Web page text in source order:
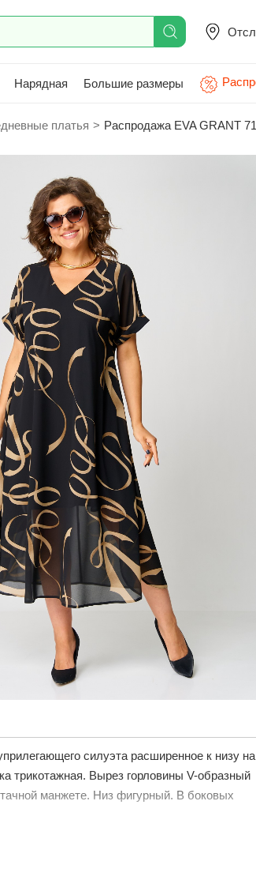
Нарядная Большие размеры
платья > Распродажа EVA GRANT
силуэта расширенное к низу на
трикотажная. Вырез горловины V-образный
манжете. Низ фигурный. В боковых